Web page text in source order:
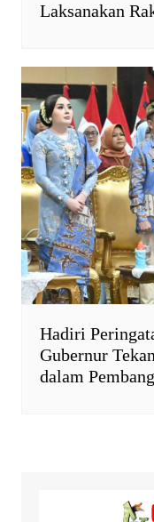
Laksanakan
Hadiri
Gubernur
dalam